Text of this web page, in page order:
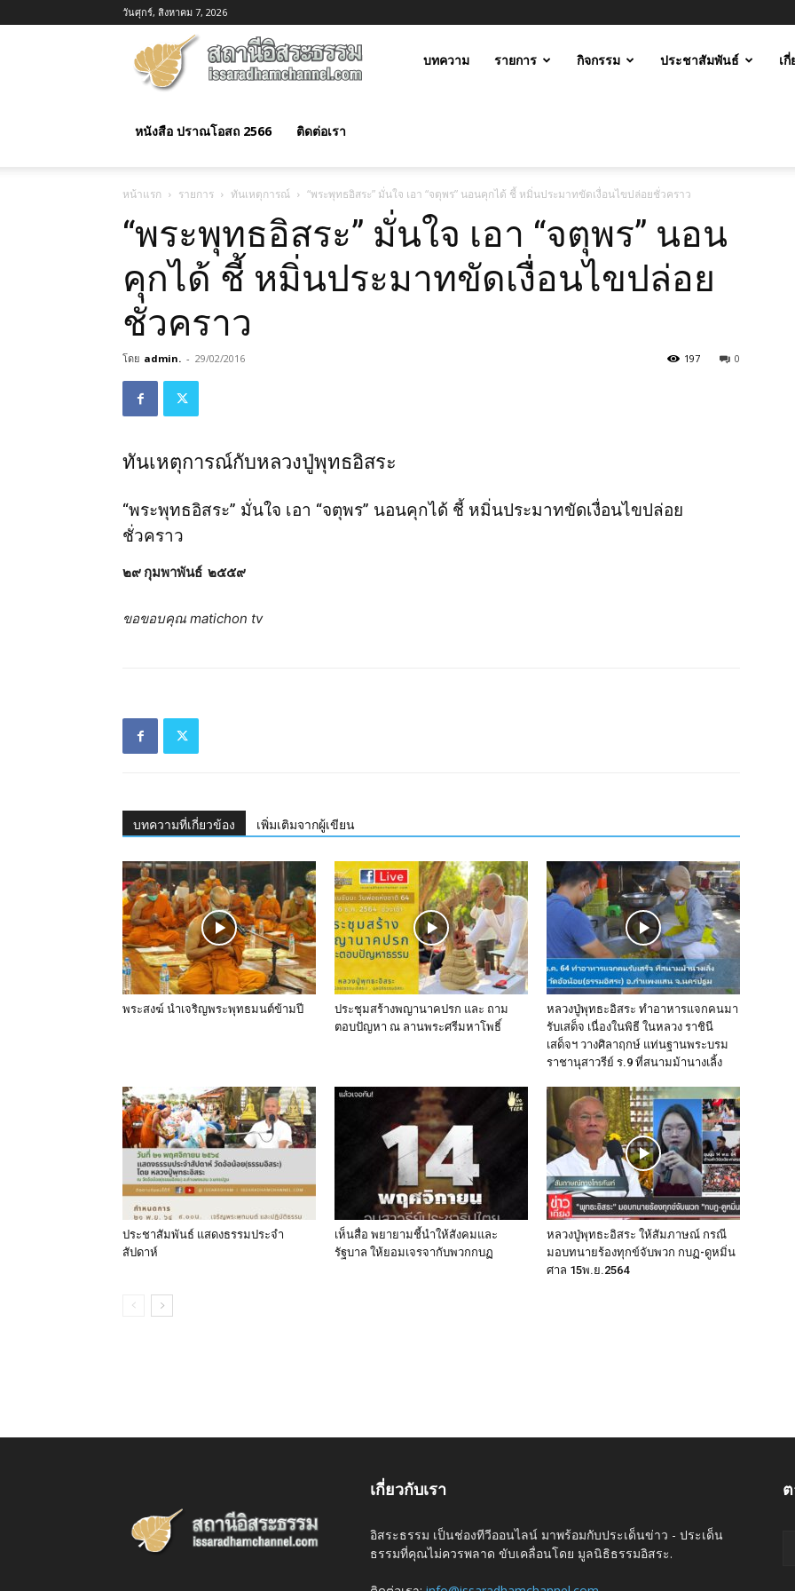
วันศุกร์, สิงหาคม 7, 2026
บทความ รายการ กิจกรรม ประชาสัมพันธ์ เ
หนังสือ ปราณโอสถ 2566 ติดต่อเรา
หน้าแรก รายการ ทันเหตุการณ์ “พระพุทธอิสระ” มั่นใจ เอา “จตุพร” นอนคุกได้ ชี้ หมิ่นประมาทขัดเงื่อนไขปล่อยชั่วคราว
“พระพุทธอิสระ” มั่นใจ เอา “จตุพร” นอน
คุกได้ ชี้ หมิ่นประมาทขัดเงื่อนไขปล่อย
ชั่วคราว
โดย admin. - 29/02/2016 0
197
ทันเหตุการณ์กับหลวงปู่พุทธอิสระ
“พระพุทธอิสระ” มั่นใจ เอา “จตุพร” นอนคุกได้ ชี้ หมิ่นประมาทขัดเงื่อนไขปล่อย
ชั่วคราว
๒๙ กุมพาพันธ์ ๒๕๕๙
ขอขอบคุณ matichon tv
บทความที่เกี่ยวข้อง เพิ่มเติมจากผู้เขียน
พระสงฆ์ นำเจริญ​พระ​พุทธมนต์​ข้ามปี
ประชุมสร้างพญานาคปรก และ ถาม
ตอบปัญหา ณ ลานพระศรีมหาโพธิ์
หลวงปู่พุทธะอิสระ ทำอาหารแจกคนมา
รับเสด็จ เนื่องในพิธี ในหลวง ราชินี
เสด็จฯ วางศิลาฤกษ์ แท่นฐานพระบรม
ราชานุสาวรีย์ ร.9 ที่สนามม้านางเลิ้ง
ประชาสัมพันธ์ แสดงธรรมประจำ
สัปดาห์
เห็นสื่อ พยายามชี้นำให้สังคมและ
รัฐบาล ให้ยอมเจรจากับพวกกบฏ
หลวงปู่พุทธะอิสระ ให้สัมภาษณ์ กรณี
มอบทนายร้องทุกข์จับพวก กบฏ-ดูหมิ่น
ศาล 15พ.ย.2564
เกี่ยวกับเรา
อิสระธรรม เป็นช่องทีวีออนไลน์ มาพร้อมกับประเด็นข่าว - ประเด็น
ธรรมที่คุณไม่ควรพลาด ขับเคลื่อนโดย มูลนิธิธรรมอิสระ.